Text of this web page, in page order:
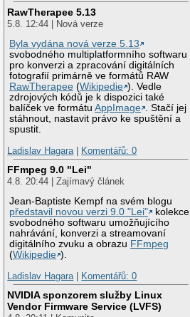
RawTherapee 5.13
5.8. 12:44 | Nová verze
Byla vydána nová verze 5.13
svobodného multiplatformního softwaru
pro konverzi a zpracování digitálních
fotografií primárně ve formátů RAW
RawTherapee (Wikipedie ). Vedle
zdrojových kódů je k dispozici také
balíček ve formátuAppImage . Stačí jej
stáhnout, nastavit právo ke spuštění a
spustit.
Ladislav Hagara| Komentářů: 0
FFmpeg 9.0 "Lei"
4.8. 20:44 | Zajímavý článek
Jean-Baptiste Kempf na svém blogu
představil novou verzi 9.0 "Lei"
kolekce
svobodného softwaru umožňujícího
nahrávání, konverzi a streamovaní
digitálního zvuku a obrazu FFmpeg
(Wikipedie ).
Ladislav Hagara| Komentářů: 0
NVIDIA sponzorem služby Linux
Vendor Firmware Service (LVFS)